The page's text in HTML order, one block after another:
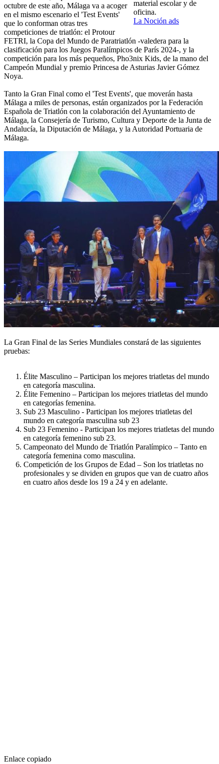
material escolar y de
oficina.
La Noción ads
octubre de este año, Málaga va a acoger
en el mismo escenario el 'Test Events'
que lo conforman otras tres
competiciones de triatlón: el Protour
FETRI, la Copa del Mundo de Paratriatlón -valedera para la
clasificación para los Juegos Paralímpicos de París 2024-, y la
competición para los más pequeños, Pho3nix Kids, de la mano del
Campeón Mundial y premio Princesa de Asturias Javier Gómez
Noya.
Tanto la Gran Final como el 'Test Events', que moverán hasta
Málaga a miles de personas, están organizados por la Federación
Española de Triatlón con la colaboración del Ayuntamiento de
Málaga, la Consejería de Turismo, Cultura y Deporte de la Junta de
Andalucía, la Diputación de Málaga, y la Autoridad Portuaria de
Málaga.
La Gran Final de las Series Mundiales constará de las siguientes
pruebas:
Élite Masculino – Participan los mejores triatletas del mundo
en categoría masculina.
Élite Femenino – Participan los mejores triatletas del mundo
en categorías femenina.
Sub 23 Masculino - Participan los mejores triatletas del
mundo en categoría masculina sub 23
Sub 23 Femenino - Participan los mejores triatletas del mundo
en categoría femenino sub 23.
Campeonato del Mundo de Triatlón Paralímpico – Tanto en
categoría femenina como masculina.
Competición de los Grupos de Edad – Son los triatletas no
profesionales y se dividen en grupos que van de cuatro años
en cuatro años desde los 19 a 24 y en adelante.
Enlace copiado